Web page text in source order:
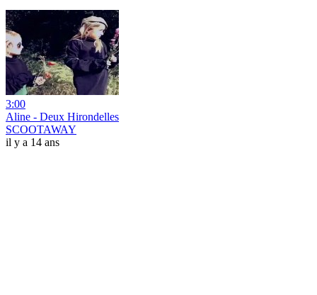
3:00
Aline - Deux Hirondelles
SCOOTAWAY
il y a 14 ans